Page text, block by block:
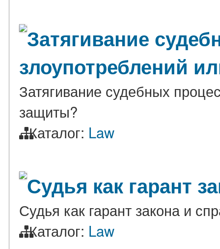
Затягивание
злоупотреблений
Затягивание судебных
защиты?
Каталог: Law
Судья как гарант
Судья как гарант закона и
Каталог: Law